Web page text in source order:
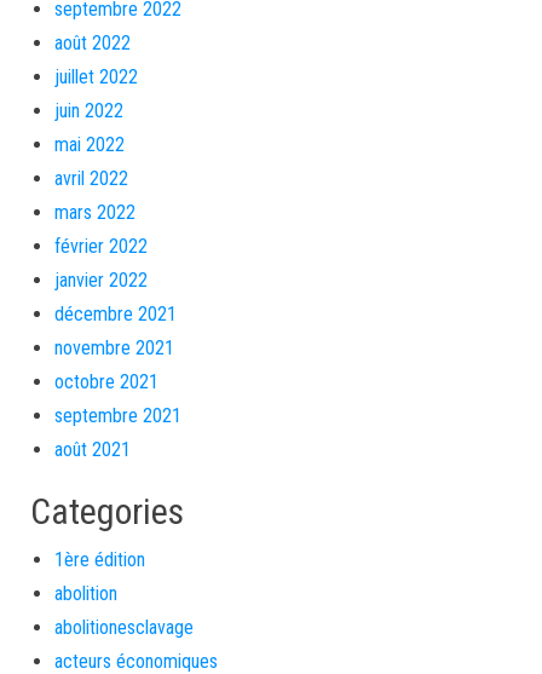
septembre 2022
août 2022
juillet 2022
juin 2022
mai 2022
avril 2022
mars 2022
février 2022
janvier 2022
décembre 2021
novembre 2021
octobre 2021
septembre 2021
août 2021
Categories
1ère édition
abolition
abolitionesclavage
acteurs économiques